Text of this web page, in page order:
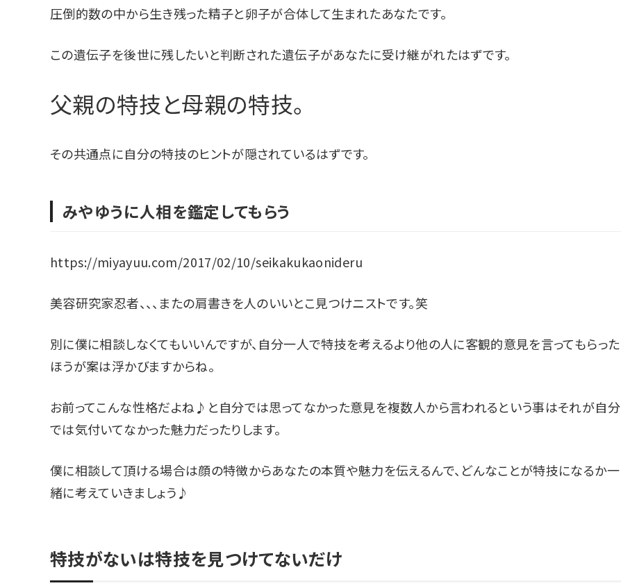
圧倒的数の中から生き残った精子と卵子が合体して生まれたあなたです。
この遺伝子を後世に残したいと判断された遺伝子があなたに受け継がれたはずです。
父親の特技と母親の特技。
その共通点に自分の特技のヒントが隠されているはずです。
みやゆうに人相を鑑定してもらう
https://miyayuu.com/2017/02/10/seikakukaonideru
美容研究家忍者、、、またの肩書きを人のいいとこ見つけニストです。笑
別に僕に相談しなくてもいいんですが、自分一人で特技を考えるより他の人に客観的意見を言ってもらった
ほうが案は浮かびますからね。
お前ってこんな性格だよね♪と自分では思ってなかった意見を複数人から言われるという事はそれが自分
では気付いてなかった魅力だったりします。
僕に相談して頂ける場合は顔の特徴からあなたの本質や魅力を伝えるんで、どんなことが特技になるか一
緒に考えていきましょう♪
特技がないは特技を見つけてないだけ